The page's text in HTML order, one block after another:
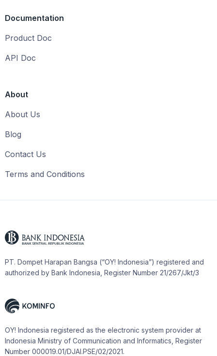
Documentation
Product Doc
API Doc
About
About Us
Blog
Contact Us
Terms and Conditions
PT. Dompet Harapan Bangsa (“OY! Indonesia”) registered and
authorized by Bank Indonesia, Register Number 21/267/Jkt/3
OY! Indonesia registered as the electronic system provider at
Indonesia Ministry of Communication and Informatics, Register
Number 000019.01/DJAI.PSE/02/2021.